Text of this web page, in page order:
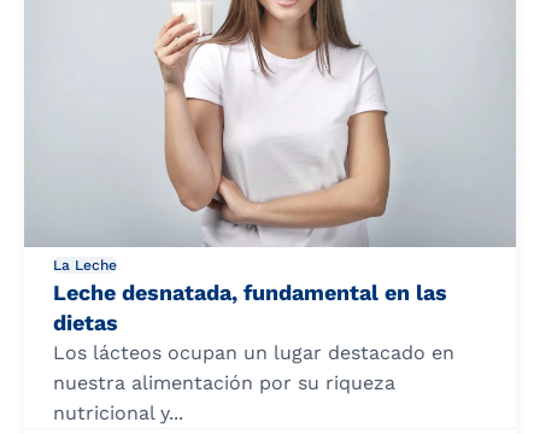
La Leche
Leche desnatada, fundamental en las
dietas
Los lácteos ocupan un lugar destacado en
nuestra alimentación por su riqueza
nutricional y...